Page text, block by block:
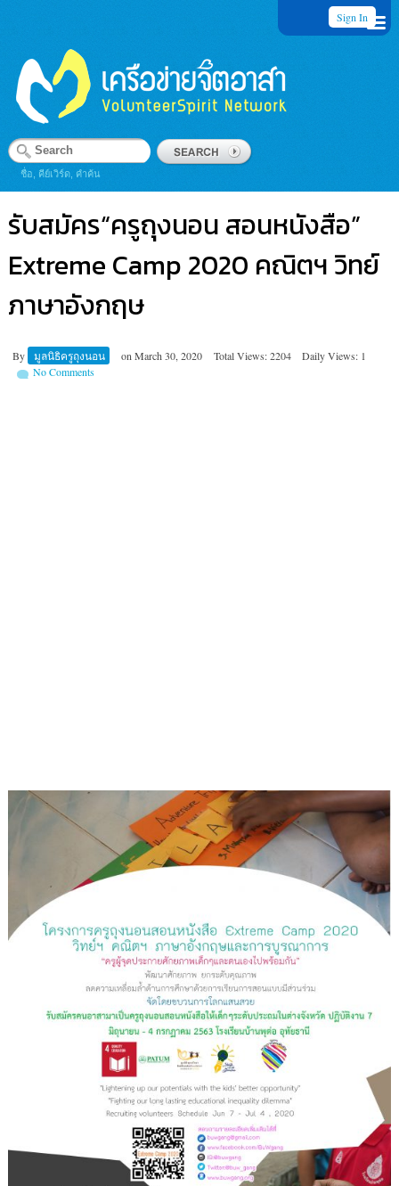
Sign In
ชื่อ, คีย์เวิร์ด, คำค้น
รับสมัคร“ครูถุงนอน สอนหนังสือ”
Extreme Camp 2020 คณิตฯ วิทย์
ภาษาอังกฤษ
By มูลนิธิครูถุงนอน on March 30, 2020 Total Views: 2204
Daily Views: 1
No Comments